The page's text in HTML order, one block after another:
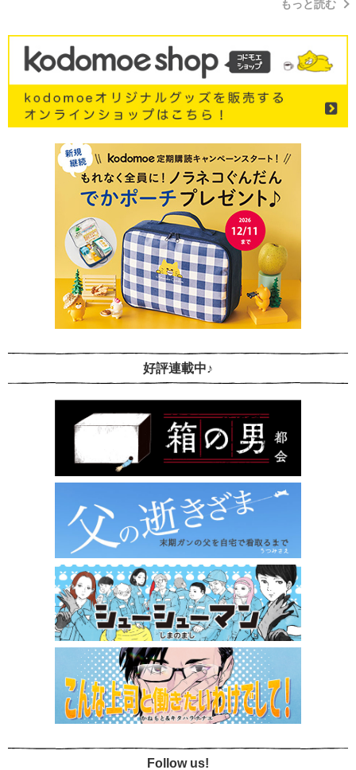
もっと読む
好評連載中♪
Follow us!